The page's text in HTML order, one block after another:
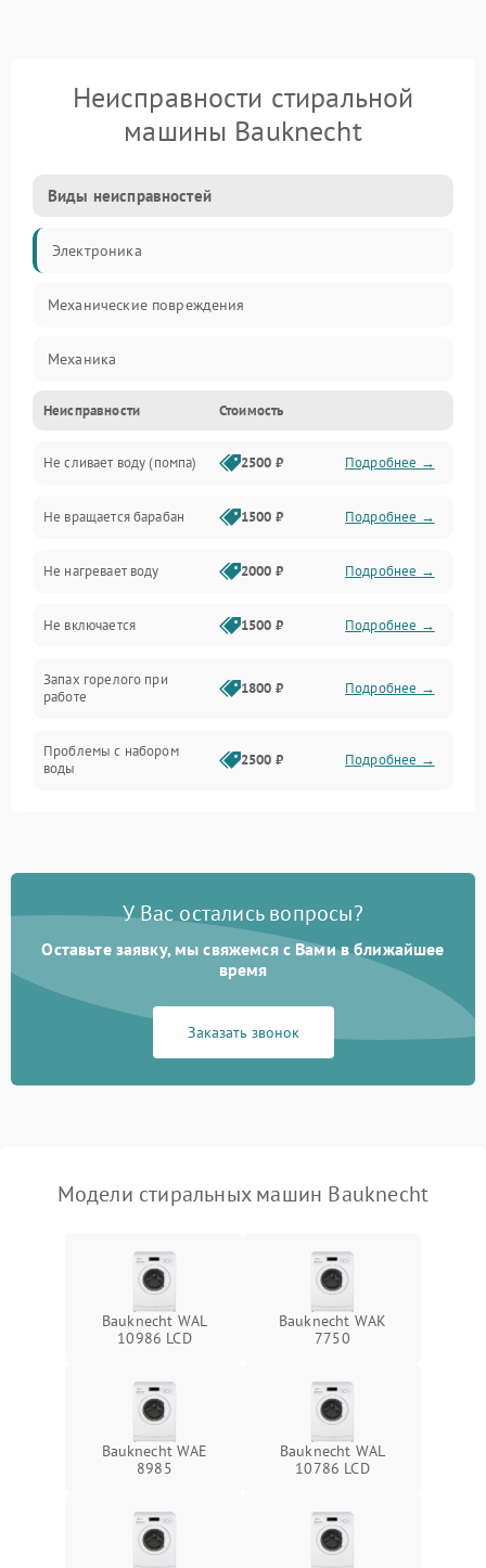
Неисправности стиральной
машины Bauknecht
Виды неисправностей
Электроника
Механические повреждения
Механика
Электропитание
Водоснабжение
Слив
Программное обеспечение
Неисправности Стоимость
Не сливает воду (помпа) 2500 ₽ Подробнее →
Не вращается барабан 1500 ₽ Подробнее →
Не нагревает воду 2000 ₽ Подробнее →
Не включается 1500 ₽ Подробнее →
Запах горелого при
работе
1800 ₽ Подробнее →
Проблемы с набором
воды
2500 ₽ Подробнее →
Замена платы управления 2200 ₽ Подробнее →
У Вас остались вопросы?
Оставьте заявку, мы свяжемся с Вами в ближайшее
время
Заказать звонок
Модели стиральных машин Bauknecht
Bauknecht WAL
10986 LCD
Bauknecht WAK
7750
Bauknecht WAE
8985
Bauknecht WAL
10786 LCD